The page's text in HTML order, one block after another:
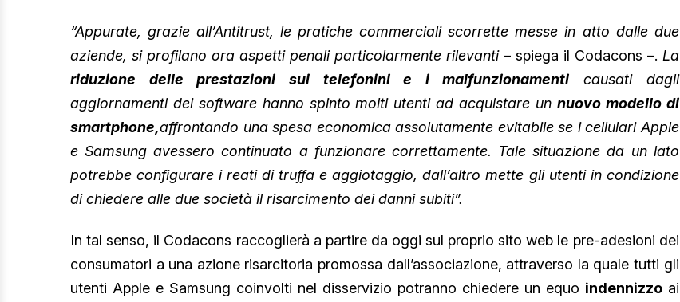
“Appurate, grazie all’Antitrust, le pratiche commerciali scorrette messe in atto dalle due
aziende, si profilano ora aspetti penali particolarmente rilevanti – spiega il Codacons –. La
riduzione delle prestazioni sui telefonini e i malfunzionamenti causati dagli
aggiornamenti dei software hanno spinto molti utenti ad acquistare un nuovo modello di
smartphone, affrontando una spesa economica assolutamente evitabile se i cellulari Apple
e Samsung avessero continuato a funzionare correttamente. Tale situazione da un lato
potrebbe configurare i reati di truffa e aggiotaggio, dall’altro mette gli utenti in condizione
di chiedere alle due società il risarcimento dei danni subiti”.
In tal senso, il Codacons raccoglierà a partire da oggi sul proprio sito web le pre-adesioni dei
consumatori a una azione risarcitoria promossa dall’associazione, attraverso la quale tutti gli
utenti Apple e Samsung coinvolti nel disservizio potranno chiedere un equo indennizzoai